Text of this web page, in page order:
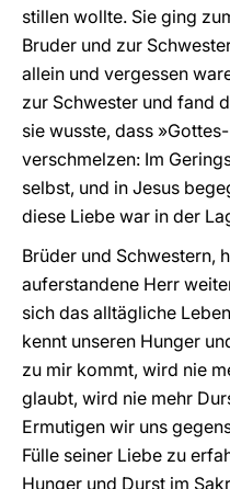
stillen wollte. Sie ging
Bruder und zur
allein und vergessen
zur Schwester und fand
sie wusste, dass
verschmelzen: Im
selbst, und in Jesus
diese Liebe war in der
Brüder und Schwestern,
auferstandene Herr
sich das alltägliche
kennt unseren Hunger
zu mir kommt, wird nie
glaubt, wird nie mehr
Ermutigen wir uns
Fülle seiner Liebe zu
Hunger und Durst im